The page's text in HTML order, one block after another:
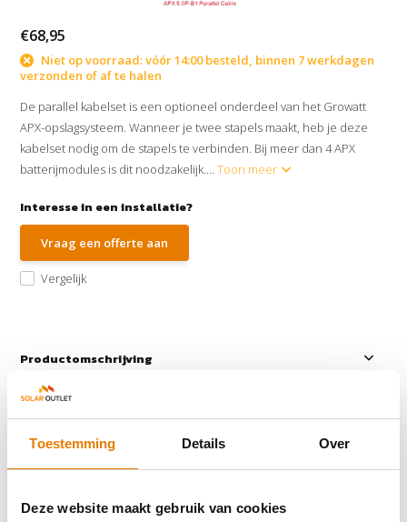
Toestemming Details Over
Deze website maakt gebruik van cookies
€68,95
Niet op voorraad: vóór 14:00 besteld, binnen 7 werkdagen
verzonden of af te halen
De parallel kabelset is een optioneel onderdeel van het Growatt
APX-opslagsysteem. Wanneer je twee stapels maakt, heb je deze
kabelset nodig om de stapels te verbinden. Bij meer dan 4 APX
batterijmodules is dit noodzakelijk....Toon meer
Interesse in een installatie?
Vraag een offerte aan
Vergelijk
Productomschrijving
Delen